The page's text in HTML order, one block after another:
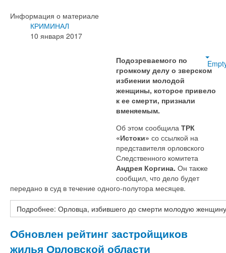
Информация о материале
КРИМИНАЛ
10 января 2017
Подозреваемого по
громкому делу о зверском
избиении молодой
женщины, которое привело
к ее смерти, признали
вменяемым.
Об этом сообщила ТРК
«Истоки» со ссылкой на
представителя орловского
Следственного комитета
Андрея Коргина. Он также
сообщил, что дело будет
передано в суд в течение одного-полутора месяцев.
Подробнее: Орловца, избившего до смерти молодую
Обновлен рейтинг застройщиков
жилья Орловской области